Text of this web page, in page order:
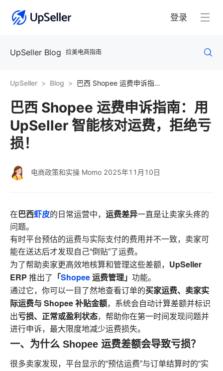
登录
UpSeller Blog 拉美电商指南
UpSeller Blog 巴西 Shopee 运费申诉指南：用 UpSeller 智能核对运费，拒绝亏损！
巴西 Shopee 运费申诉指南：用
UpSeller 智能核对运费，拒绝亏
损！
电商政策和实操 Momo 2025年11月10日
在巴西虾皮的日常运营中， 运费差异一直是让卖家头疼的
问题。
有时平台预估的运费与实际支付的费用并不一致，卖家可
能在送达后才发现自己“倒贴”了运费。
为了帮助卖家更高效地核算和管理这些差额， UpSeller
ERP 推出了 「Shopee运费管理」 功能。
通过它，你可以一目了然地查看订单的买家运费、卖家实
际运费与 Shopee 补贴金额，系统会自动计算差额并标识
出亏损、正常或盈利状态，帮助你在第一时间发现问题并
进行申诉，最大限度地减少运费损失。
一、为什么 Shopee 运费差额会导致亏损？
很多卖家发现，平台显示的“预估运费”与订单结算时的“实